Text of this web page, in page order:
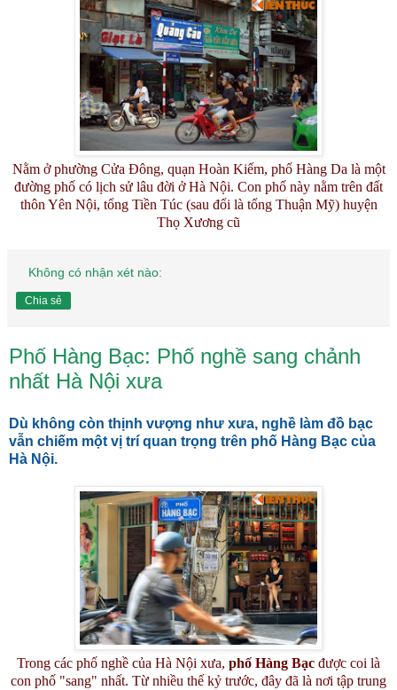
Nằm ở phường Cửa Đông, quạn Hoàn Kiếm, phố Hàng Da là một
đường phố có lịch sử lâu đời ở Hà Nội. Con phố này nằm trên đất
thôn Yên Nội, tổng Tiền Túc (sau đổi là tổng Thuận Mỹ) huyện
Thọ Xương cũ
Không có nhận xét nào:
Chia sẻ
Phố Hàng Bạc: Phố nghề sang chảnh
nhất Hà Nội xưa
Dù không còn thịnh vượng như xưa, nghề làm đồ bạc
vẫn chiếm một vị trí quan trọng trên phố Hàng Bạc của
Hà Nội.
Trong các phố nghề của Hà Nội xưa, phố Hàng Bạc được coi là
con phố "sang" nhất. Từ nhiều thế kỷ trước, đây đã là nơi tập trung